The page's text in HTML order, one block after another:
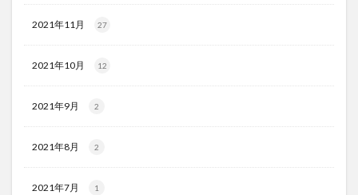
2021年11月 27
2021年10月 12
2021年9月 2
2021年8月 2
2021年7月 1